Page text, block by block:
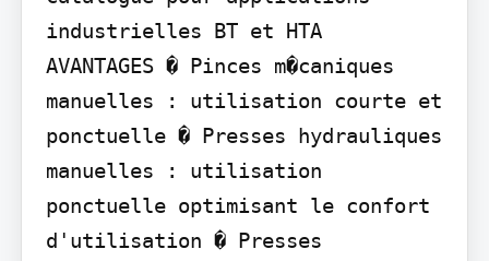
industrielles BT et HTA
AVANTAGES � Pinces m�caniques
manuelles : utilisation courte et
ponctuelle � Presses hydrauliques
manuelles : utilisation
ponctuelle optimisant le confort
d'utilisation � Presses